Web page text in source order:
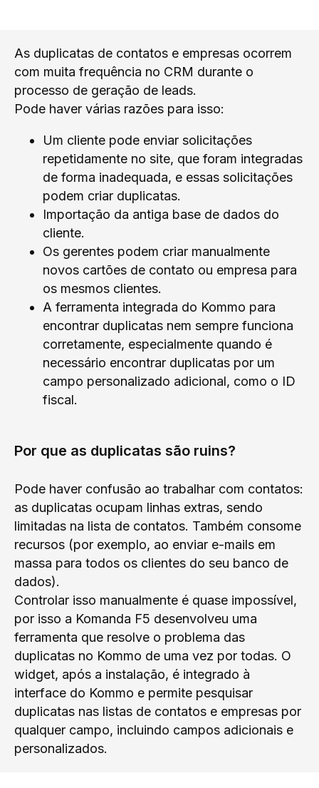
As duplicatas de contatos e empresas ocorrem
com muita frequência no CRM durante o
processo de geração de leads.
Pode haver várias razões para isso:
Um cliente pode enviar solicitações
repetidamente no site, que foram integradas
de forma inadequada, e essas solicitações
podem criar duplicatas.
Importação da antiga base de dados do
cliente.
Os gerentes podem criar manualmente
novos cartões de contato ou empresa para
os mesmos clientes.
A ferramenta integrada do Kommo para
encontrar duplicatas nem sempre funciona
corretamente, especialmente quando é
necessário encontrar duplicatas por um
campo personalizado adicional, como o ID
fiscal.
Por que as duplicatas são ruins?
Pode haver confusão ao trabalhar com contatos:
as duplicatas ocupam linhas extras, sendo
limitadas na lista de contatos. Também consome
recursos (por exemplo, ao enviar e-mails em
massa para todos os clientes do seu banco de
dados).
Controlar isso manualmente é quase impossível,
por isso a Komanda F5 desenvolveu uma
ferramenta que resolve o problema das
duplicatas no Kommo de uma vez por todas. O
widget, após a instalação, é integrado à
interface do Kommo e permite pesquisar
duplicatas nas listas de contatos e empresas por
qualquer campo, incluindo campos adicionais e
personalizados.